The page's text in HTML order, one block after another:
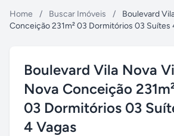
Home / Buscar Imóveis /
Boulevard
Conceição 231m² 03 Dormitórios 03 Suítes
Boulevard Vila Nova
Nova Conceição
03 Dormitórios 03
4 Vagas